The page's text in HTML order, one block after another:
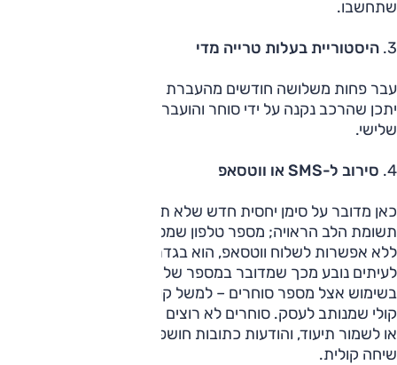
שתחשבו.
3. היסטוריית בעלות טרייה מדי
עבר פחות משלושה חודשים מהעברת הבעלות האחרונה? מאוד
יתכן שהרכב נקנה על ידי סוחר והועבר על שמו או על שם צד
שלישי.
4. סירוב ל-SMS או ווטסאפ
כאן מדובר על סימן יחסית חדש שלא תמיד מקדישים לו את
ללא אפשרות לשלוח ווטסאפ, הוא בגדר תמרור אזהרה; זה
לעיתים נובע מכך שמדובר במספר של קו עסקי, או כזה שנמצא
בשימוש אצל מספר סוחרים – למשל קו נייד "טוקמן" או שירות
קולי שמנותב לעסק. סוחרים לא רוצים שהקונה יוכל לצוד אותם
או לשמור תיעוד, והודעות כתובות חושפות אותם יותר מאשר
שיחה קולית.